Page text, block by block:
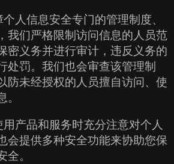
人信息安全专门的管理制度、
我们严格限制访问信息的人员范
密义务并进行审计，违反义务的
处罚。我们也会审查该管理制
防未经授权的人员擅自访问、使
产品和服务时充分注意对个人
会提供多种安全功能来协助您保
。